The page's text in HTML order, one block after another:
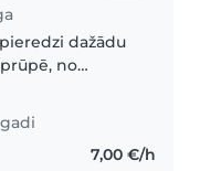
dažādu
no
beigusi
pirmās
Ārīga7,00 €/h